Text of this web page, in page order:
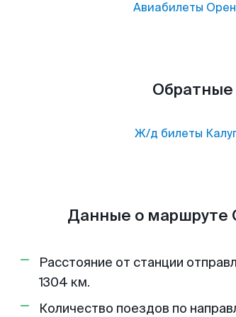
Авиабилеты
Ж/д билеты
Данные о маршруте
Расстояние от станции
1304 км.
Количество поездов по